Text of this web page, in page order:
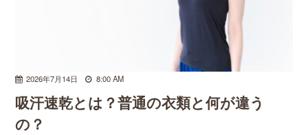
2026年7月14日 8:00 AM
吸汗速乾とは？普通の衣類と何が違う
の？